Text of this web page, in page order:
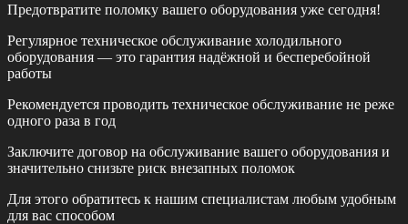
Предотвратите поломку вашего оборудования уже сегодня!
Регулярное техническое обслуживание холодильного
оборудования — это гарантия надёжной и бесперебойной
работы
Рекомендуется проводить техническое обслуживание не реже
одного раза в год
Заключите договор на обслуживание вашего оборудования и
значительно снизьте риск внезапных поломок
Для этого обратитесь к нашим специалистам любым удобным
для вас способом